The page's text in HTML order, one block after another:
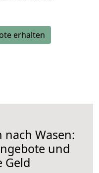
erhalten
nach Wasen:
und
Geld